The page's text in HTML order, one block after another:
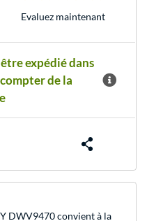
Evaluez maintenant
expédié dans
de la
Y DWV9470 convient à la